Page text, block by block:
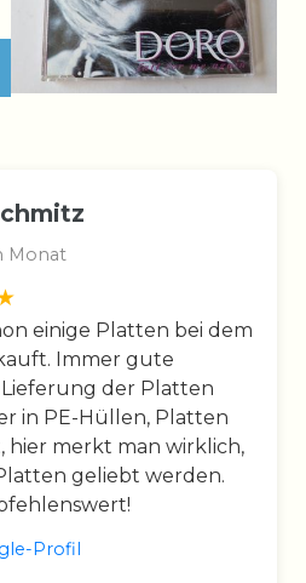
Monat
einige Platten bei dem
Immer gute
der Platten
in PE-Hüllen, Platten
hier merkt man wirklich,
geliebt werden.
Profil